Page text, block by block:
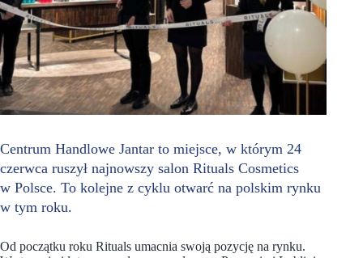
Centrum Handlowe Jantar to miejsce, w którym 24
czerwca ruszył najnowszy salon Rituals Cosmetics
w Polsce. To kolejne z cyklu otwarć na polskim rynku
w tym roku.
Od początku roku Rituals umacnia swoją pozycję na rynku.